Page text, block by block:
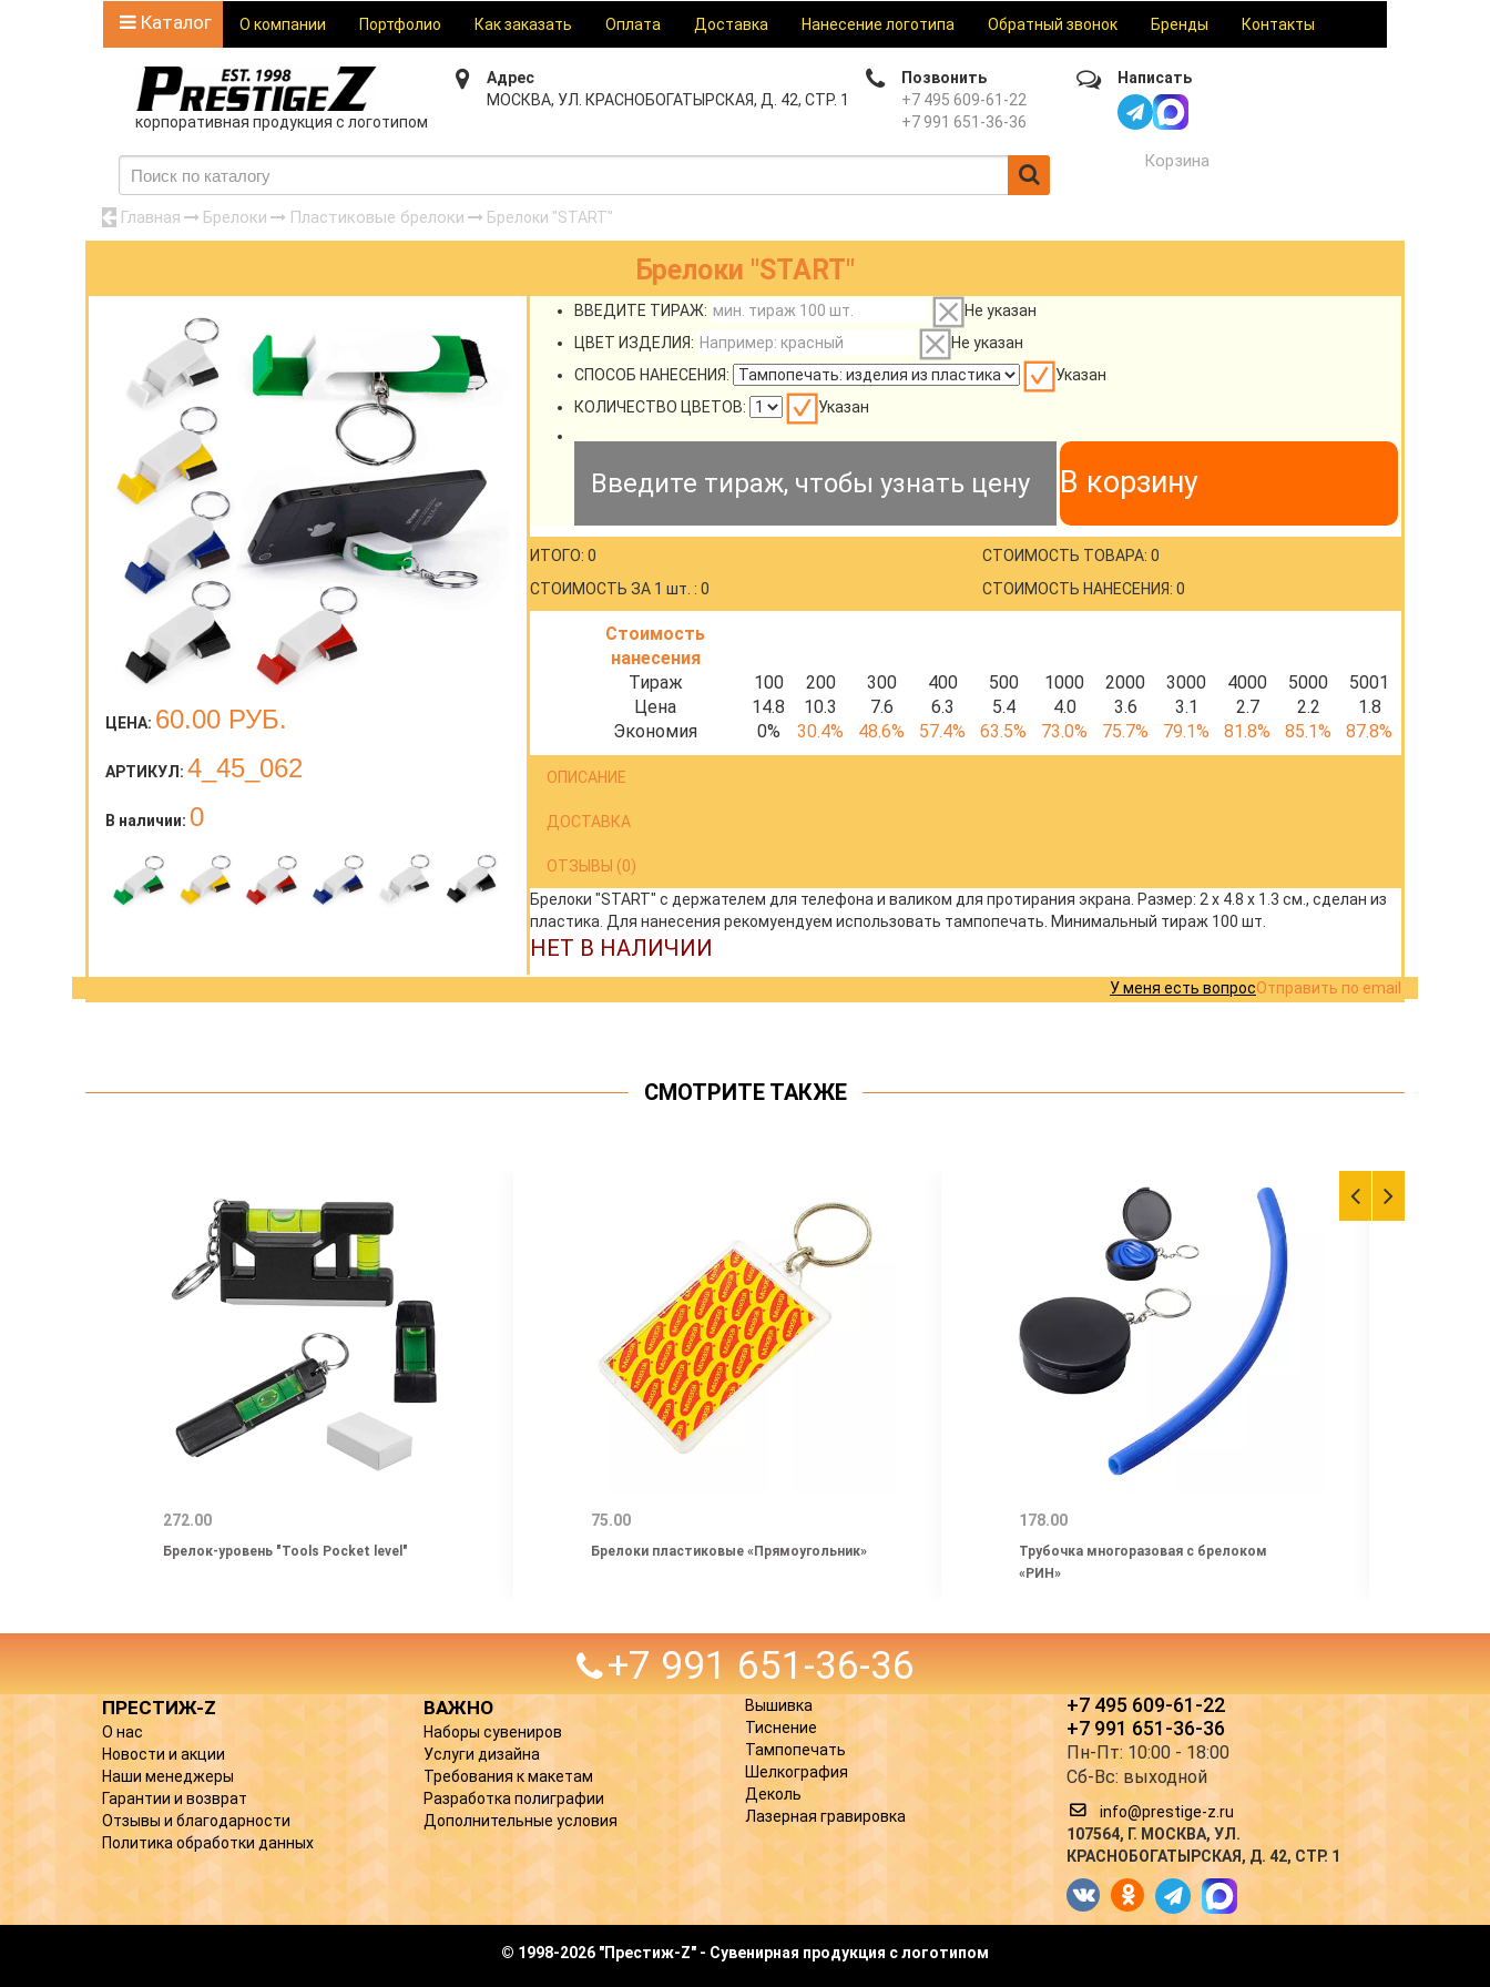
Каталог О компании Портфолио Как заказать Оплата Доставка Нанесение логотипа Обратный звонок Бренды Контакты
корпоративная продукция с логотипом
Адрес
МОСКВА, УЛ. КРАСНОБОГАТЫРСКАЯ, Д. 42, СТР. 1
Позвонить
+7 495 609-61-22
+7 991 651-36-36
Написать
Корзина
Главная Брелоки Пластиковые брелоки Брелоки "START"
Брелоки "START"
ЦЕНА: 60.00 РУБ.
АРТИКУЛ: 4_45_062
В наличии: 0
ВВЕДИТЕ ТИРАЖ:
Не указан
ЦВЕТ ИЗДЕЛИЯ:
Не указан
СПОСОБ НАНЕСЕНИЯ:
Указан
КОЛИЧЕСТВО ЦВЕТОВ:
Указан
Введите тираж, чтобы узнать цену В корзину
ИТОГО: 0
СТОИМОСТЬ ЗА 1 шт. : 0
СТОИМОСТЬ ТОВАРА: 0
СТОИМОСТЬ НАНЕСЕНИЯ: 0
Стоимость
нанесения
Тираж
100 200 300 400 500 1000 2000 3000 4000 5000
5001
Цена
14.8 10.3 7.6 6.3 5.4 4.0 3.6 3.1 2.7 2.2
1.8
Экономия
0% 30.4% 48.6% 57.4% 63.5% 73.0% 75.7% 79.1% 81.8% 85.1% 87.8%
ОПИСАНИЕ
ДОСТАВКА
ОТЗЫВЫ (0)
Брелоки "START" с держателем для телефона и валиком для протирания экрана. Размер: 2 x 4.8 x 1.3 см., сделан из
пластика. Для нанесения рекомуендуем использовать тампопечать. Минимальный тираж 100 шт.
НЕТ В НАЛИЧИИ
Отправить по email
У меня есть вопрос
СМОТРИТЕ ТАКЖЕ
272.00
Брелок-уровень "Tools Pocket level"
75.00
Брелоки пластиковые «Прямоугольник»
178.00
Трубочка многоразовая с брелоком
«РИН»
+7 991 651-36-36
ПРЕСТИЖ-Z
О нас
Новости и акции
Наши менеджеры
Гарантии и возврат
Отзывы и благодарности
Политика обработки данных
ВАЖНО
Наборы сувениров
Услуги дизайна
Требования к макетам
Разработка полиграфии
Дополнительные условия
Вышивка
Тиснение
Тампопечать
Шелкография
Деколь
Лазерная гравировка
+7 495 609-61-22
+7 991 651-36-36
Пн-Пт: 10:00 - 18:00
Сб-Вс: выходной
info@prestige-z.ru
107564, Г. МОСКВА, УЛ.
КРАСНОБОГАТЫРСКАЯ, Д. 42, СТР. 1
© 1998-2026 "Престиж-Z" - Сувенирная продукция с логотипом